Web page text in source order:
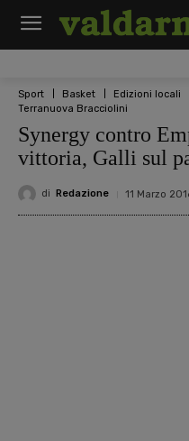
Sport Basket Edizioni locali
Terranuova Bracciolini
Synergy contro
vittoria, Galli sul
di Redazione 11 Marzo